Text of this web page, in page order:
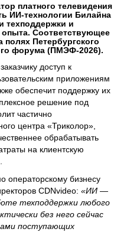
платного телевидения
ИИ-технологии Билайна
техподдержки и
опыта. Соответствующее
Петербургского
форума (ПМЭФ-2026).
доступ к
приложениям
обеспечит поддержку их
решение под
частично
центра «Триколор»,
обрабатывать
на клиентскую
операторскому бизнесу
CDNvideo: «ИИ —
техподдержки любого
без него сейчас
поступающих